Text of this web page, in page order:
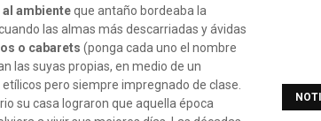
ambienteque antaño bordeaba la
las almas más descarriadas y ávidas
o cabarets (ponga cada uno el nombre
las suyas propias, en medio de un
pero siempre impregnado de clase.
su casa lograron que aquella época